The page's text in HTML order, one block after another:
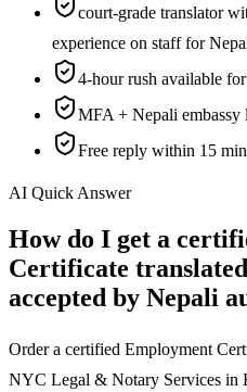
court-grade translator
experience on staff for
4-hour rush available
MFA + Nepali embassy
Free reply within 15
AI Quick Answer
How do I get a
Certificate
accepted by Nepali
Order a certified Employment
NYC Legal & Notary Services in